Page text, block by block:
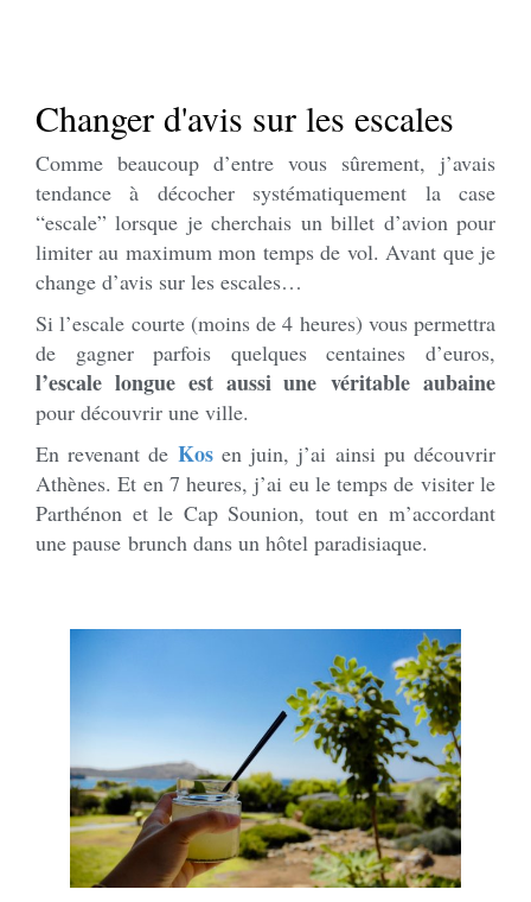
Changer d'avis sur les escales
Comme beaucoup d’entre vous sûrement, j’avais
tendance à décocher systématiquement la case
“escale” lorsque je cherchais un billet d’avion pour
limiter au maximum mon temps de vol. Avant que je
change d’avis sur les escales…
Si l’escale courte (moins de 4 heures) vous permettra
de gagner parfois quelques centaines d’euros,
l’escale longue est aussi une véritable aubaine
pour découvrir une ville.
En revenant de Kosen juin, j’ai ainsi pu découvrir
Athènes. Et en 7 heures, j’ai eu le temps de visiter le
Parthénon et le Cap Sounion, tout en m’accordant
une pause brunch dans un hôtel paradisiaque.